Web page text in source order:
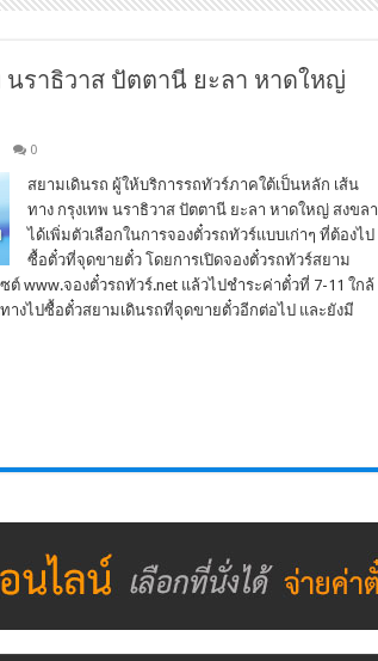
นราธิวาส ปัตตานี ยะลา หาดใหญ่
0
สยามเดินรถ ผู้ให้บริการรถทัวร์ภาคใต้เป็นหลัก เส้น
ทาง กรุงเทพ นราธิวาส ปัตตานี ยะลา หาดใหญ่ สงขลา
ได้เพิ่มตัวเลือกในการจองตั๋วรถทัวร์แบบเก่าๆ ที่ต้องไป
ซื้อตั๋วที่จุดขายตั๋ว โดยการเปิดจองตั๋วรถทัวร์สยาม
www.จองตั๋วรถทัวร์.net แล้วไปชำระค่าตั๋วที่ 7-11 ใกล้
างไปซื้อตั๋วสยามเดินรถที่จุดขายตั๋วอีกต่อไป และยังมี